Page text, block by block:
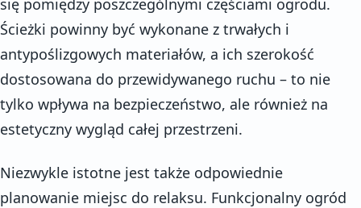
się pomiędzy poszczególnymi częściami ogrodu.
Ścieżki powinny być wykonane z trwałych i
antypoślizgowych materiałów, a ich szerokość
dostosowana do przewidywanego ruchu – to nie
tylko wpływa na bezpieczeństwo, ale również na
estetyczny wygląd całej przestrzeni.
Niezwykle istotne jest także odpowiednie
planowanie miejsc do relaksu. Funkcjonalny ogród